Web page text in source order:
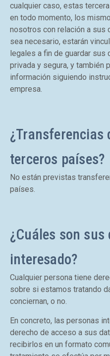
cualquier caso, estas
en todo momento, los
nosotros con relación a sus
sea necesario, estarán
legales a fin de guardar
privada y segura, y también
información siguiendo
empresa.
¿Transferencias
terceros países?
No están previstas
países.
¿Cuáles son sus
interesado?
Cualquier persona tiene
sobre si estamos tratando
conciernan, o no.
En concreto, las personas
derecho de acceso a sus
recibirlos en un formato